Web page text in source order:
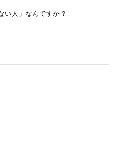
い人」なんですか？